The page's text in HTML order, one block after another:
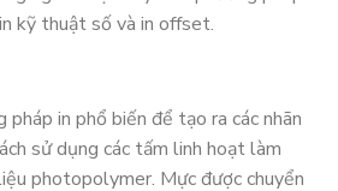
kỹ thuật số và in offset.
in phổ biến để tạo ra các nhãn
sử dụng các tấm linh hoạt làm
photopolymer. Mực được chuyển